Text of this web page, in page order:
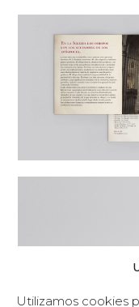
Utilizamos cookies